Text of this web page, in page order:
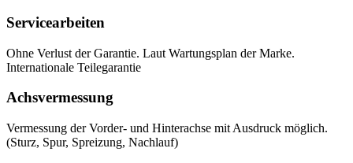
Servicearbeiten
Ohne Verlust der Garantie. Laut Wartungsplan der Marke.
Internationale Teilegarantie
Achsvermessung
Vermessung der Vorder- und Hinterachse mit Ausdruck möglich.
(Sturz, Spur, Spreizung, Nachlauf)